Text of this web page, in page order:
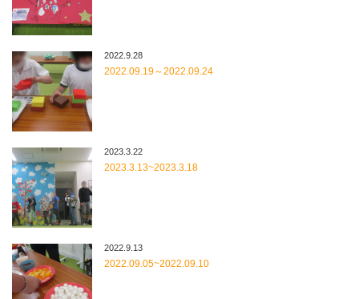
2022.9.28
2022.09.19～2022.09.24
2023.3.22
2023.3.13~2023.3.18
2022.9.13
2022.09.05~2022.09.10